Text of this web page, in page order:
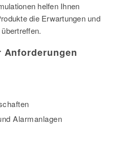
helfen Ihnen
die Erwartungen und
Anforderungen
Alarmanlagen